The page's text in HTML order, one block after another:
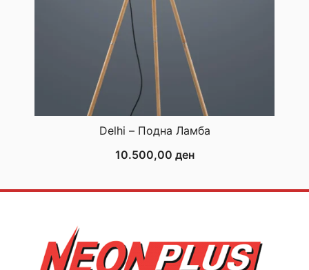
Delhi – Подна Ламба
10.500,00 ден